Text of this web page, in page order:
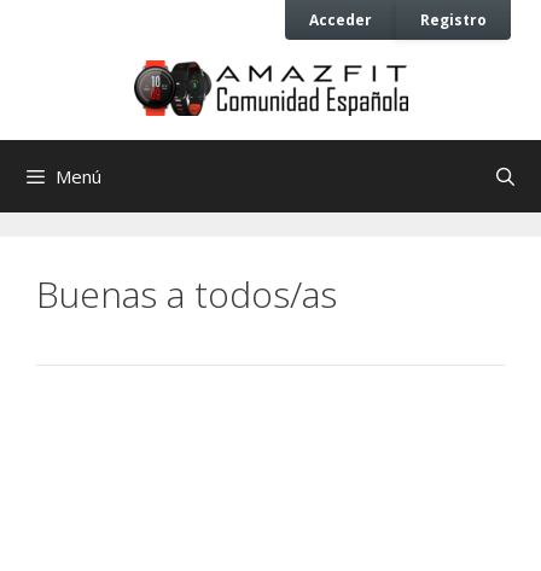
Acceder Registro
Menú
Buenas a todos/as